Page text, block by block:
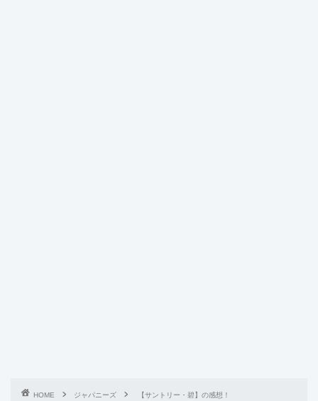
HOME ジャパニーズ 【サントリー・碧】の感想！